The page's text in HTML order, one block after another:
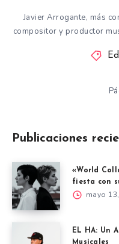
Javier Arrogante, más
compositor y productor
Publicaciones
«World
fiesta con
mayo
EL HA: Un
Musicales